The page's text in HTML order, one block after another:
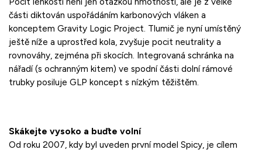
části diktován uspořádáním karbonových vláken a
konceptem Gravity Logic Project. Tlumič je nyní umístěný
ještě níže a uprostřed kola, zvyšuje pocit neutrality a
rovnováhy, zejména při skocích. Integrovaná schránka na
nářadí (s ochranným kitem) ve spodní části dolní rámové
trubky posiluje GLP koncept s nízkým těžištěm.
Skákejte vysoko a buďte volní
Od roku 2007, kdy byl uveden první model Spicy, je cílem